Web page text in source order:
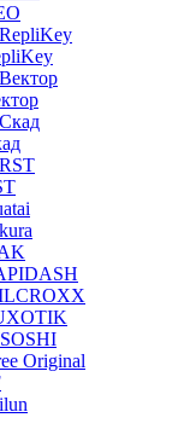
Original